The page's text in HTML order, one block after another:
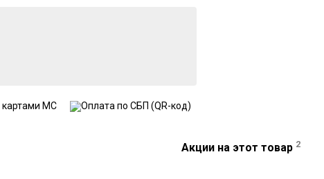
Акции на этот товар 2